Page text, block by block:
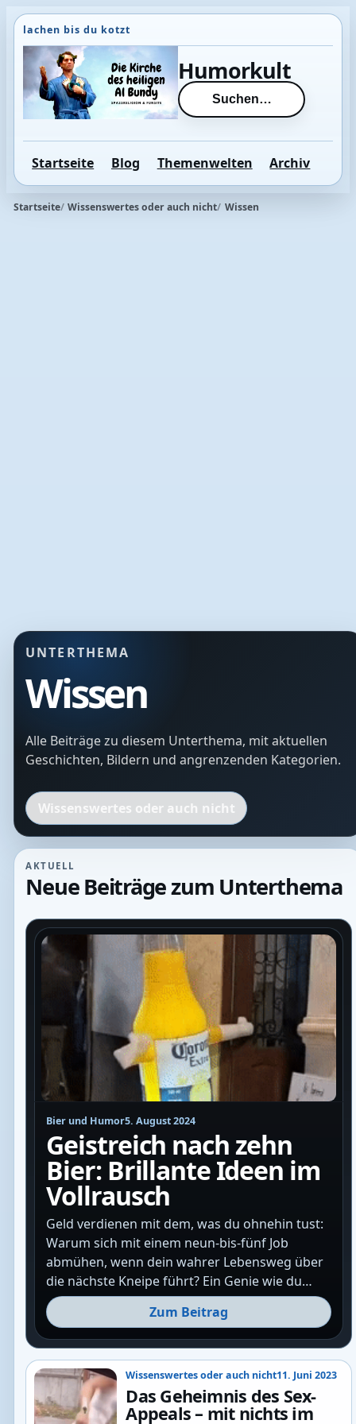
Direkt
zum
Inhalt
wechseln
Humorkult
Suchen…
Startseite Blog Themenwelten Archiv
Startseite Wissenswertes oder auch nicht Wissen
UNTERTHEMA
Wissen
Alle Beiträge zu diesem Unterthema, mit aktuellen
Geschichten, Bildern und angrenzenden Kategorien.
Wissenswertes oder auch nicht
AKTUELL
Neue Beiträge zum Unterthema
Bier und Humor5. August 2024
Geistreich nach zehn
Bier: Brillante Ideen im
Vollrausch
Geld verdienen mit dem, was du ohnehin tust:
Warum sich mit einem neun-bis-fünf Job
abmühen, wenn dein wahrer Lebensweg über
die nächste Kneipe führt? Ein Genie wie du…
Zum Beitrag
Wissenswertes oder auch nicht11. Juni 2023
Das Geheimnis des Sex-
Appeals – mit nichts im